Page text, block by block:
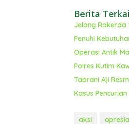
Berita
Jelang Rakerda
Penuhi
Operasi Antik
Polres Kutim
Tabrani Aji
Kasus
aksi